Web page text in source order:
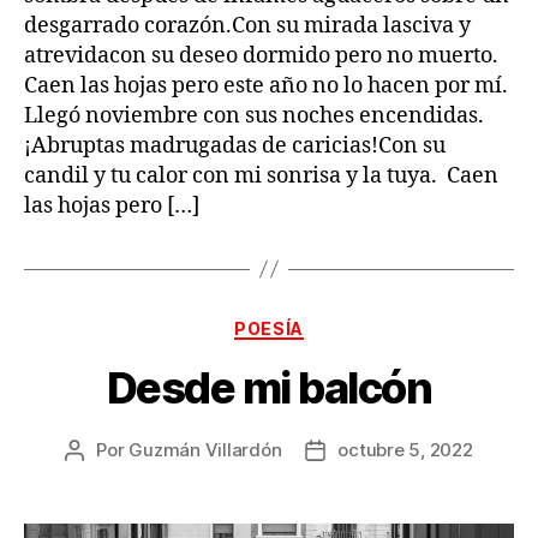
desgarrado corazón.Con su mirada lasciva y
atrevidacon su deseo dormido pero no muerto.
Caen las hojas pero este año no lo hacen por mí.
Llegó noviembre con sus noches encendidas.
¡Abruptas madrugadas de caricias!Con su
candil y tu calor con mi sonrisa y la tuya. Caen
las hojas pero […]
Categorías
POESÍA
Desde mi balcón
Autor
publicación
Por Guzmán Villardón
Fecha
publicación
octubre 5, 2022